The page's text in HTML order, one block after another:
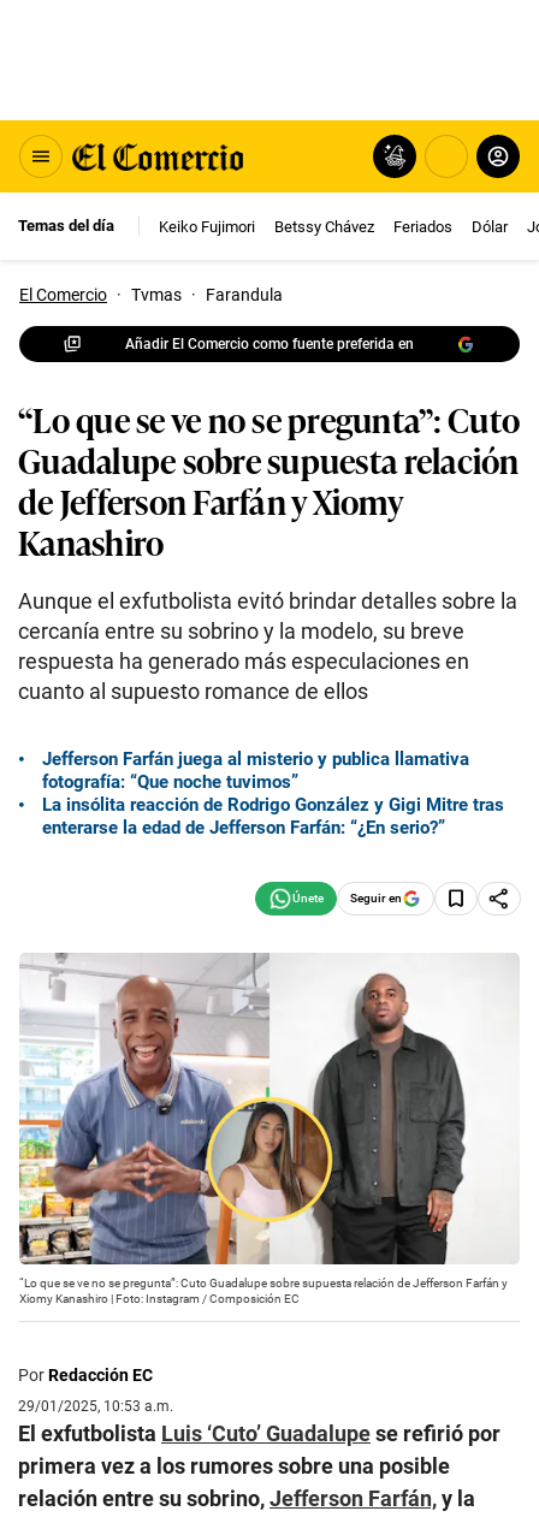
Temas del día Keiko Fujimori Betssy Chávez Feriados Dólar
El Comercio · Tvmas · Farandula
Añadir El Comercio como fuente preferida en
“Lo que se ve no se pregunta”: Cuto
Guadalupe sobre supuesta relación
de Jefferson Farfán y Xiomy
Kanashiro
Aunque el exfutbolista evitó brindar detalles sobre la
cercanía entre su sobrino y la modelo, su breve
respuesta ha generado más especulaciones en
cuanto al supuesto romance de ellos
Jefferson Farfán juega al misterio y publica llamativa
fotografía: “Que noche tuvimos”
La insólita reacción de Rodrigo González y Gigi Mitre tras
enterarse la edad de Jefferson Farfán: “¿En serio?”
Seguir en
“Lo que se ve no se pregunta”: Cuto Guadalupe sobre supuesta relación de Jefferson Farfán y
Xiomy Kanashiro | Foto: Instagram / Composición EC
PorRedacción EC
29/01/2025, 10:53 a.m.
El exfutbolista Luis ‘Cuto’ Guadalupese refirió por
primera vez a los rumores sobre una posible
relación entre su sobrino,Jefferson Farfán,y la